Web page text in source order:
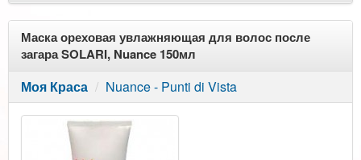
Маска ореховая увлажняющая для волос после
загара SOLARI, Nuance 150мл
Моя Краса Nuance - Punti di Vista